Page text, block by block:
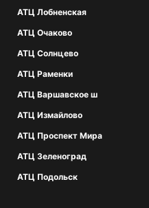
АТЦ Лобненская
АТЦ Очаково
АТЦ Солнцево
АТЦ Раменки
АТЦ Варшавское ш
АТЦ Измайлово
АТЦ Проспект Мира
АТЦ Зеленоград
АТЦ Подольск